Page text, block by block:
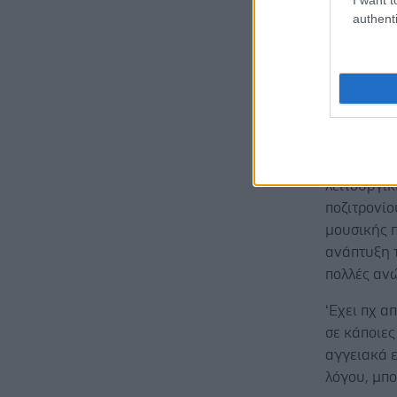
Οι
μουσικής
ανάπτυξη
πολλές
‘Εχει πχ
σε
αγγειακά
λόγου,